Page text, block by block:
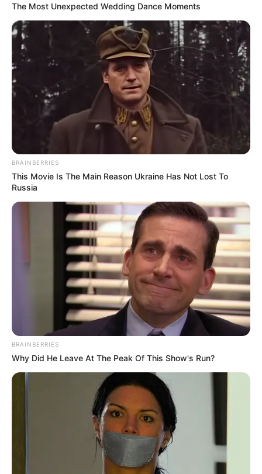
Tarantino’s Latest Effort Will Probably Be His Best
To Date
BRAINBERRIES
They're Unbearable! 9 Movie Characters You
Probably Remember
Why this ordinary drink is the secret to feeling
your best every day
The Most Unexpected Wedding Dance Moments
BRAINBERRIES
This Movie Is The Main Reason Ukraine Has Not Lost To
Russia
BRAINBERRIES
Why Did He Leave At The Peak Of This Show's Run?